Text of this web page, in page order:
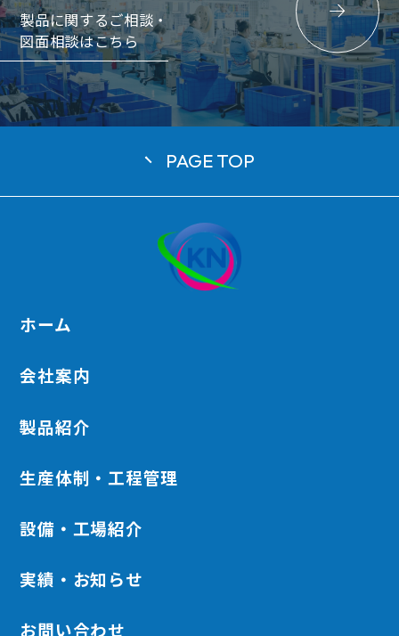
製品に関するご相談・
図面相談はこちら
PAGE TOP
ホーム
会社案内
製品紹介
生産体制・工程管理
設備・工場紹介
実績・お知らせ
お問い合わせ